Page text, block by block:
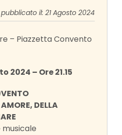
pubblicato il: 21 Agosto 2024
– Piazzetta Convento
2024 – Ore 21.15
AMORE, DELLA